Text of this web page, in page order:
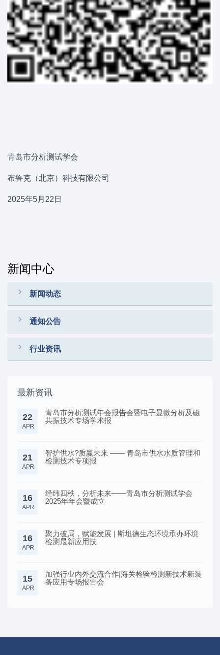
青岛市分析测试学会
布鲁克（北京）科技有限公司
2025年5月22日
新闻中心
新闻动态
通知公告
行业资讯
最新资讯
22
APR
青岛市分析测试年会报告会暨电子显微分析及磁
共振技术专场学术报
21
APR
智护供水?质赢未来 —— 青岛市供水水质管理和
检测技术专项报
16
APR
经纬四秩，分析未来——青岛市分析测试学会
2025年年会暨成立
16
APR
聚力破局，赋能发展 | 斯坦德生态环境承办环境
检测最新应用技
15
APR
加强行业内外交流合作|海关检验检测新技术新装
备应用专场报告会